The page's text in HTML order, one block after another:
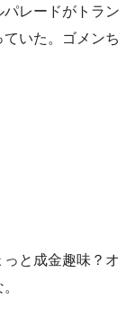
レードがトラン
いた。ゴメンち
と成金趣味？オ